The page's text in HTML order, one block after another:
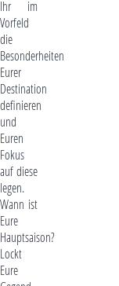
Ihr im
Vorfeld
die
Besonderheiten
Eurer
Destination
definieren
und
Euren
Fokus
auf diese
legen.
Wann ist
Eure
Hauptsaison?
Lockt
Eure